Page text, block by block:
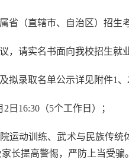
省（直辖市、自治区）招生
，请实名书面向我校招生就
拟录取名单公示详见附件1、2
日16:30（5个工作日）；
运动训练、武术与民族传
长提高警惕，严防上当受骗。